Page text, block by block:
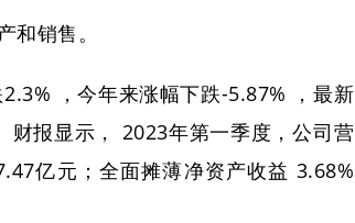
销售。
，今年来涨幅下跌-5.87% ，最新
报显示， 2023年第一季度，公司营
亿元；全面摊薄净资产收益 3.68%